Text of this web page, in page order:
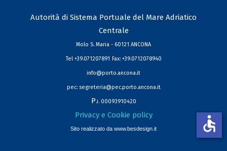
Autorità di Sistema Portuale del Mare Adriatico
Centrale
Molo S. Maria - 60121 ANCONA
Tel +39.071207891 Fax: +39.0712078940
info@porto.ancona.it
pec: segreteria@pec.porto.ancona.it
P.i. 00093910420
Privacy e Cookie policy
Sito realizzato da www.besdesign.it accessible